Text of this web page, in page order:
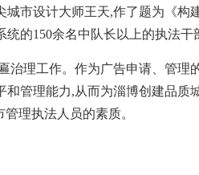
市设计大师王天,作了题为《
的150余名中队长以上的执法干
理工作。作为广告申请、管理
管理能力,从而为淄博创建品质
理执法人员的素质。